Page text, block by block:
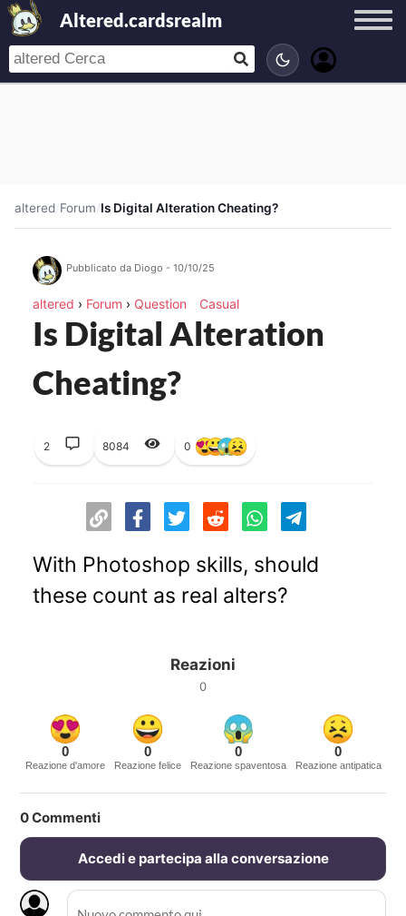
Altered.cardsrealm
altered/Forum/Is Digital Alteration Cheating?
Pubblicato da Diogo - 10/10/25
altered › Forum › Question Casual
Is Digital Alteration
Cheating?
2 8084 0
With Photoshop skills, should
these count as real alters?
Reazioni
0
0
Reazione d'amore
0
Reazione felice
0
Reazione spaventosa
0
Reazione antipatica
0Commenti
Accedi e partecipa alla conversazione